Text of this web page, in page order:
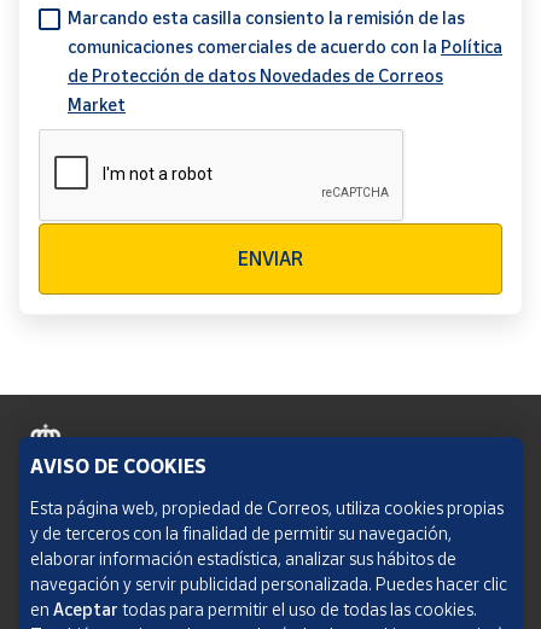
Marcando esta casilla consiento la remisión de las
comunicaciones comerciales de acuerdo con la Política
de Protección de datos Novedades de Correos
Market
ENVIAR
Política de cookies
Aviso legal
Condiciones del servicio
AVISO DE COOKIES
Esta página web, propiedad de Correos, utiliza cookies propias
y de terceros con la finalidad de permitir su navegación,
elaborar información estadística, analizar sus hábitos de
navegación y servir publicidad personalizada. Puedes hacer clic
en Aceptar todas para permitir el uso de todas las cookies.